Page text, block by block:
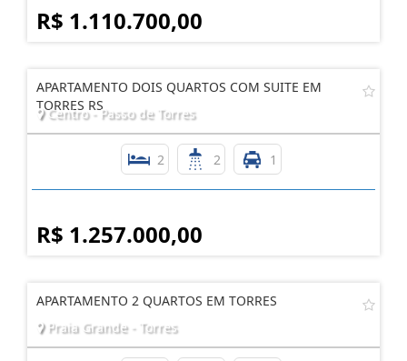
R$ 1.110.700,00
APARTAMENTO DOIS QUARTOS COM SUITE EM
TORRES RS
Centro - Passo de Torres
2 2 1
R$ 1.257.000,00
APARTAMENTO 2 QUARTOS EM TORRES
Praia Grande - Torres